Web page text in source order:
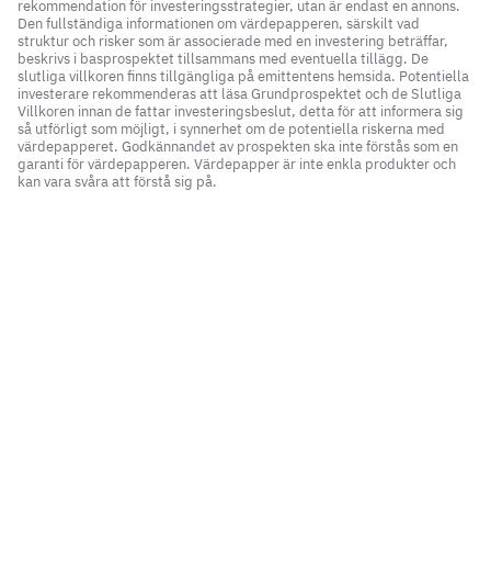
rekommendation för investeringsstrategier, utan är endast en annons.
Den fullständiga informationen om värdepapperen, särskilt vad
struktur och risker som är associerade med en investering beträffar,
beskrivs i basprospektet tillsammans med eventuella tillägg. De
slutliga villkoren finns tillgängliga på emittentens hemsida. Potentiella
investerare rekommenderas att läsa Grundprospektet och de Slutliga
Villkoren innan de fattar investeringsbeslut, detta för att informera sig
så utförligt som möjligt, i synnerhet om de potentiella riskerna med
värdepapperet. Godkännandet av prospekten ska inte förstås som en
garanti för värdepapperen. Värdepapper är inte enkla produkter och
kan vara svåra att förstå sig på.